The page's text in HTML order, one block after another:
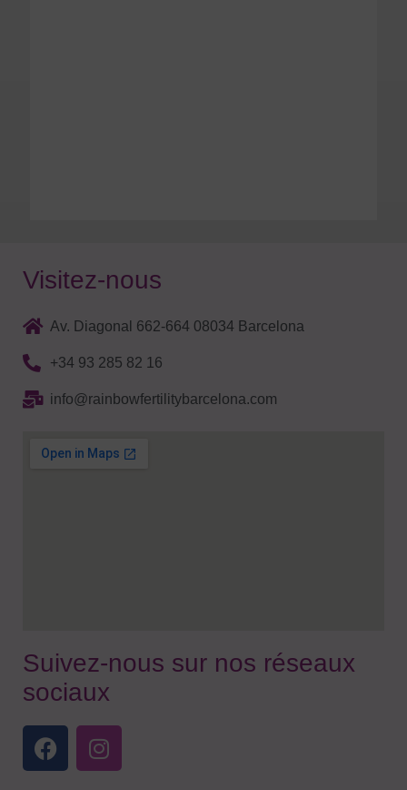
Visitez-nous
Av. Diagonal 662-664 08034 Barcelona
+34 93 285 82 16
info@rainbowfertilitybarcelona.com
Suivez-nous sur nos réseaux
sociaux